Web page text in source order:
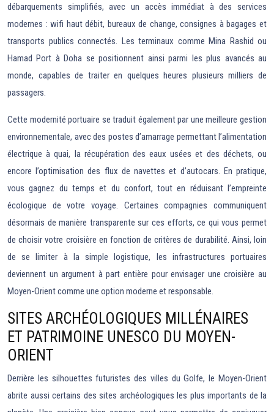
débarquements simplifiés, avec un accès immédiat à des services
modernes : wifi haut débit, bureaux de change, consignes à bagages et
transports publics connectés. Les terminaux comme Mina Rashid ou
Hamad Port à Doha se positionnent ainsi parmi les plus avancés au
monde, capables de traiter en quelques heures plusieurs milliers de
passagers.
Cette modernité portuaire se traduit également par une meilleure gestion
environnementale, avec des postes d’amarrage permettant l’alimentation
électrique à quai, la récupération des eaux usées et des déchets, ou
encore l’optimisation des flux de navettes et d’autocars. En pratique,
vous gagnez du temps et du confort, tout en réduisant l’empreinte
écologique de votre voyage. Certaines compagnies communiquent
désormais de manière transparente sur ces efforts, ce qui vous permet
de choisir votre croisière en fonction de critères de durabilité. Ainsi, loin
de se limiter à la simple logistique, les infrastructures portuaires
deviennent un argument à part entière pour envisager une croisière au
Moyen-Orient comme une option moderne et responsable.
SITES ARCHÉOLOGIQUES MILLÉNAIRES
ET PATRIMOINE UNESCO DU MOYEN-
ORIENT
Derrière les silhouettes futuristes des villes du Golfe, le Moyen-Orient
abrite aussi certains des sites archéologiques les plus importants de la